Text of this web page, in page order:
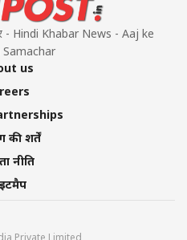
- Hindi Khabar News - Aaj ke
us
की शर्तें
नीति